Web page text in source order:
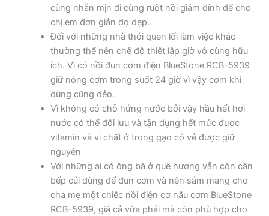
cùng nhẵn mịn đi cùng ruột nồi giảm dính để cho
chị em đơn giản dọ dẹp.
Đối với những nhà thói quen lối làm việc khác
thường thế nên chế độ thiết lập giờ vô cùng hữu
ích. Vì có nồi đun cơm điện BlueStone RCB-5939
giữ nóng cơm trong suốt 24 giờ vì vậy cơm khi
dùng cũng dẻo.
Vì không có chỗ hứng nước bởi vậy hầu hết hơi
nước có thể đối lưu và tận dụng hết mức được
vitamin và vi chất ở trong gạo có vẻ được giữ
nguyên
Với những ai có ông bà ở quê hương vẫn còn cần
bếp củi dùng để đun cơm và nên sắm mang cho
cha mẹ một chiếc nồi điện cơ nấu cơm BlueStone
RCB-5939, giá cả vừa phải mà còn phù hợp cho